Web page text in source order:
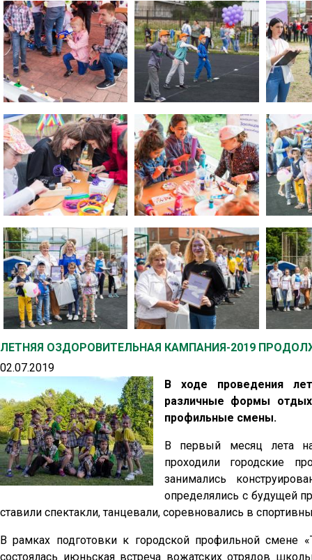
ЛЕТНЯЯ ОЗДОРОВИТЕЛЬНАЯ КАМПАНИЯ-2019
02.07.2019
В ходе проведения
различные формы
профильные смены.
В первый месяц лета на
проходили городские
занимались
определялись с будущей
ставили спектакли, танцевали, соревновались в
В рамках подготовки к городской профильной
состоялась июньская встреча вожатских отрядов